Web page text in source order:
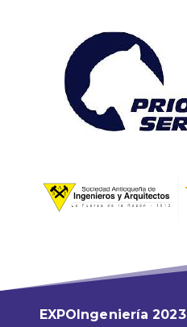
EXPOIngeniería 2023